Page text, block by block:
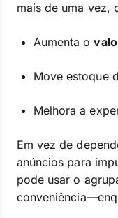
mais de uma vez,
Aumenta o
Move estoque
Melhora a
Em vez de
anúncios para
pode usar o